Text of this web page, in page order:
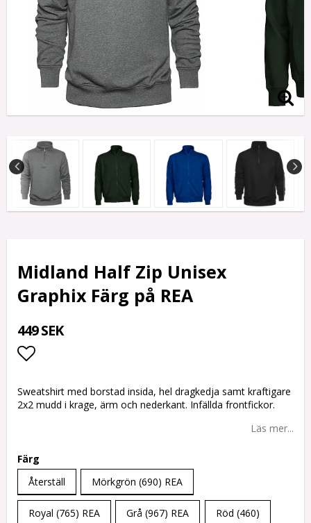
Midland Half Zip Unisex
Graphix Färg på REA
449 SEK
Lägg till i favoritlistan
Sweatshirt med borstad insida, hel dragkedja samt kraftigare
2x2 mudd i krage, ärm och nederkant. Infällda frontfickor.
Läs mer...
Färg
Återställ
Mörkgrön (690) REA
Royal (765) REA Grå (967) REA Röd (460)